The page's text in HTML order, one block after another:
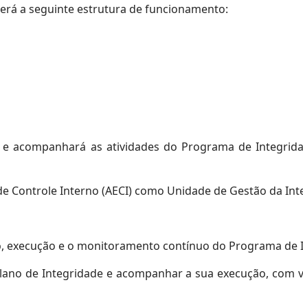
a seguinte estrutura de funcionamento:
acompanhará as atividades do Programa de
Controle Interno (AECI) como Unidade de Gestão da
e o monitoramento contínuo do Programa de
de Integridade e acompanhar a sua execução, com